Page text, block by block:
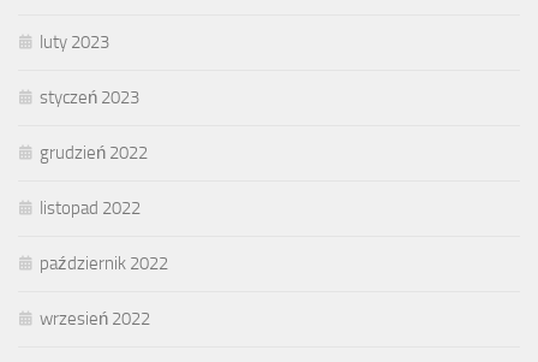
luty 2023
styczeń 2023
grudzień 2022
listopad 2022
październik 2022
wrzesień 2022